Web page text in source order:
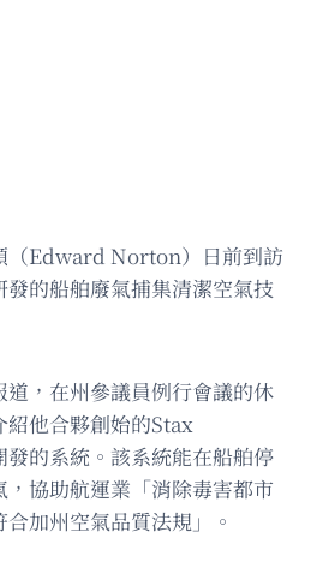
（Edward Norton）日前到訪
的船舶廢氣捕集清潔空氣技
，在州參議員例行會議的休
他合夥創始的Stax
的系統。該系統能在船舶停
協助航運業「消除毒害都市
加州空氣品質法規」。